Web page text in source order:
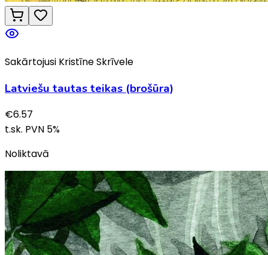
Sakārtojusi Kristīne Skrīvele
Latviešu tautas teikas (brošūra)
€6.57
t.sk. PVN 5%
Noliktavā